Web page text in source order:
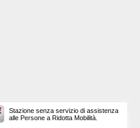
Stazione senza servizio di assistenza
alle Persone a Ridotta Mobilità.